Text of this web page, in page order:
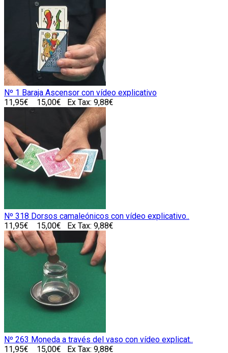
Nº 1 Baraja Ascensor con vídeo explicativo
11,95€
15,00€ Ex Tax: 9,88€
Nº 318 Dorsos camaleónicos con vídeo explicativo..
11,95€
15,00€ Ex Tax: 9,88€
Nº 263 Moneda a través del vaso con vídeo explicat..
11,95€
15,00€ Ex Tax: 9,88€